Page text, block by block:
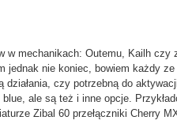
w mechanikach: Outemu, Kailh czy
jednak nie koniec, bowiem każdy
czy potrzebną do
ale są też i inne opcje.
Zibal 60 przełączniki Cherry